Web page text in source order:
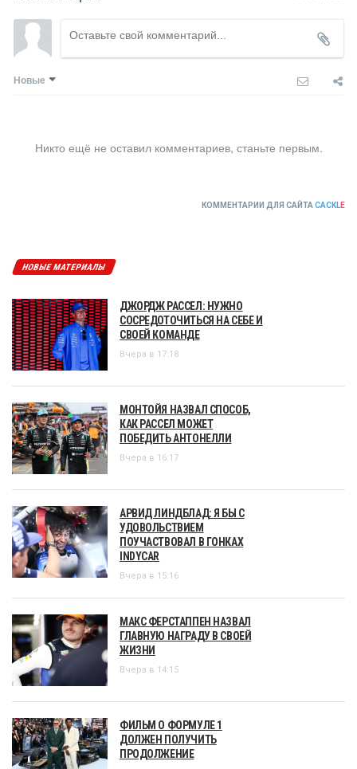
Новые
Никто ещё не оставил комментариев, станьте первым.
КОММЕНТАРИИ ДЛЯ САЙТА CACKLE
НОВЫЕ МАТЕРИАЛЫ
ДЖОРДЖ РАССЕЛ: НУЖНО
СОСРЕДОТОЧИТЬСЯ НА СЕБЕ И
СВОЕЙ КОМАНДЕ
Вчера в 17:18
МОНТОЙЯ НАЗВАЛ СПОСОБ,
КАК РАССЕЛ МОЖЕТ
ПОБЕДИТЬ АНТОНЕЛЛИ
Вчера в 16:17
АРВИД ЛИНДБЛАД: Я БЫ С
УДОВОЛЬСТВИЕМ
ПОУЧАСТВОВАЛ В ГОНКАХ
INDYCAR
Вчера в 15:16
МАКС ФЕРСТАППЕН НАЗВАЛ
ГЛАВНУЮ НАГРАДУ В СВОЕЙ
ЖИЗНИ
Вчера в 14:15
ФИЛЬМ О ФОРМУЛЕ 1
ДОЛЖЕН ПОЛУЧИТЬ
ПРОДОЛЖЕНИЕ